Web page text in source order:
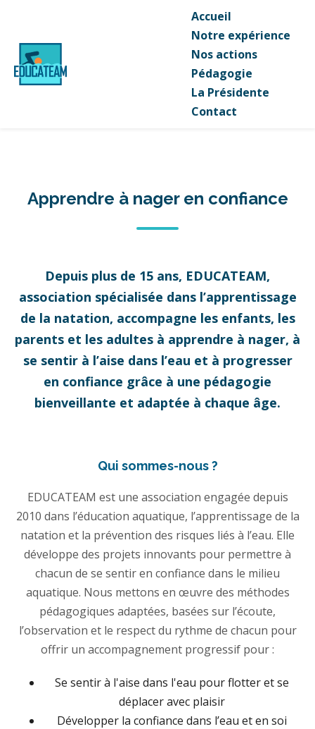
Accueil
Notre expérience
Nos actions
Pédagogie
La Présidente
Contact
Apprendre à nager en confiance
Depuis plus de 15 ans, EDUCATEAM,
association spécialisée dans l’apprentissage
de la natation, accompagne les enfants, les
parents et les adultes à apprendre à nager, à
se sentir à l’aise dans l’eau et à progresser
en confiance grâce à une pédagogie
bienveillante et adaptée à chaque âge.
Qui sommes-nous ?
EDUCATEAM est une association engagée depuis
2010 dans l’éducation aquatique, l’apprentissage de la
natation et la prévention des risques liés à l’eau. Elle
développe des projets innovants pour permettre à
chacun de se sentir en confiance dans le milieu
aquatique. Nous mettons en œuvre des méthodes
pédagogiques adaptées, basées sur l’écoute,
l’observation et le respect du rythme de chacun pour
offrir un accompagnement progressif pour :
Se sentir à l'aise dans l'eau pour flotter et se
déplacer avec plaisir
Développer la confiance dans l’eau et en soi